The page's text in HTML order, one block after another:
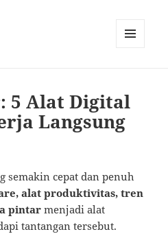
5 Alat Digital
Langsung
semakin cepat dan penuh
alat produktivitas, tren
pintar menjadi alat
tantangan tersebut.